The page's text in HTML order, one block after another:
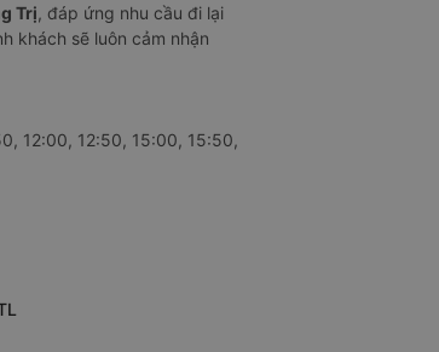
Trị, đáp ứng nhu cầu đi lại
khách sẽ luôn cảm nhận
12:00, 12:50, 15:00, 15:50,